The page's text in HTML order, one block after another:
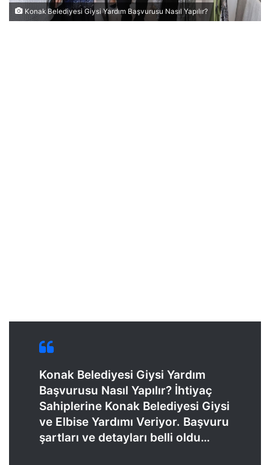
Konak Belediyesi Giysi Yardım Başvurusu Nasıl Yapılır?
Konak Belediyesi Giysi Yardım
Başvurusu Nasıl Yapılır? İhtiyaç
Sahiplerine Konak Belediyesi Giysi
ve Elbise Yardımı Veriyor. Başvuru
şartları ve detayları belli oldu…